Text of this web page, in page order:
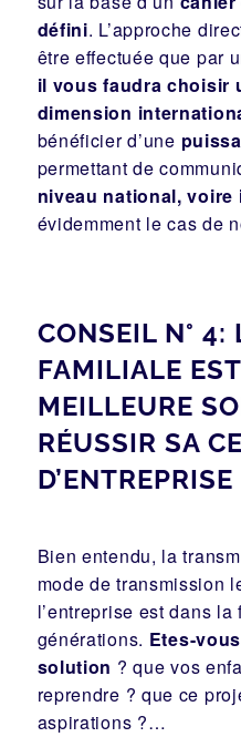
défini. L’approche
être effectuée que par
il vous faudra choisir
dimension
bénéficier d’une
permettant de
niveau national,
évidemment le cas de
CONSEIL N° 4:
FAMILIALE
MEILLEURE
RÉUSSIR SA
D’ENTREPRISE
Bien entendu, la
mode de transmission
l’entreprise est dans
générations. Etes-
solution ? que vos
reprendre ? que ce
aspirations ?…